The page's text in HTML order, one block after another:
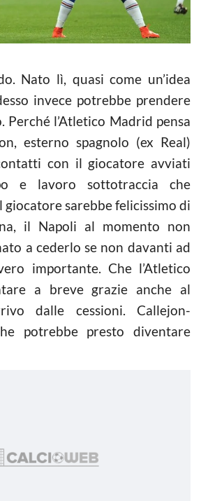
Nato lì, quasi come un’idea
invece potrebbe prendere
Perché l’Atletico Madrid pensa
esterno spagnolo (ex Real)
con il giocatore avviati
e lavoro sottotraccia che
giocatore sarebbe felicissimo di
il Napoli al momento non
a cederlo se non davanti ad
importante. Che l’Atletico
a breve grazie anche al
dalle cessioni. Callejon-
potrebbe presto diventare